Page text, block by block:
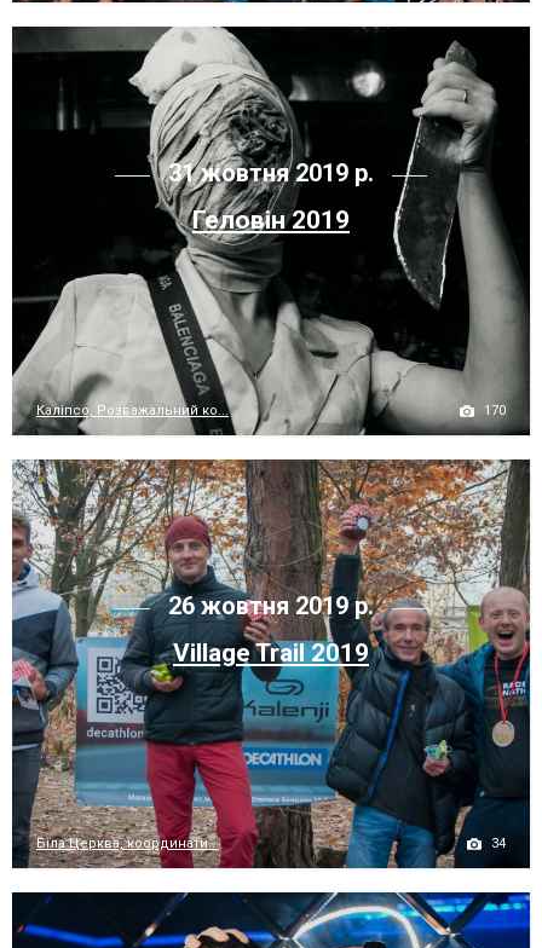
31 жовтня 2019 р.
Геловін 2019
Каліпсо, Розважальний ко... 170
26 жовтня 2019 р.
Village Trail 2019
Біла Церква, координати... 34